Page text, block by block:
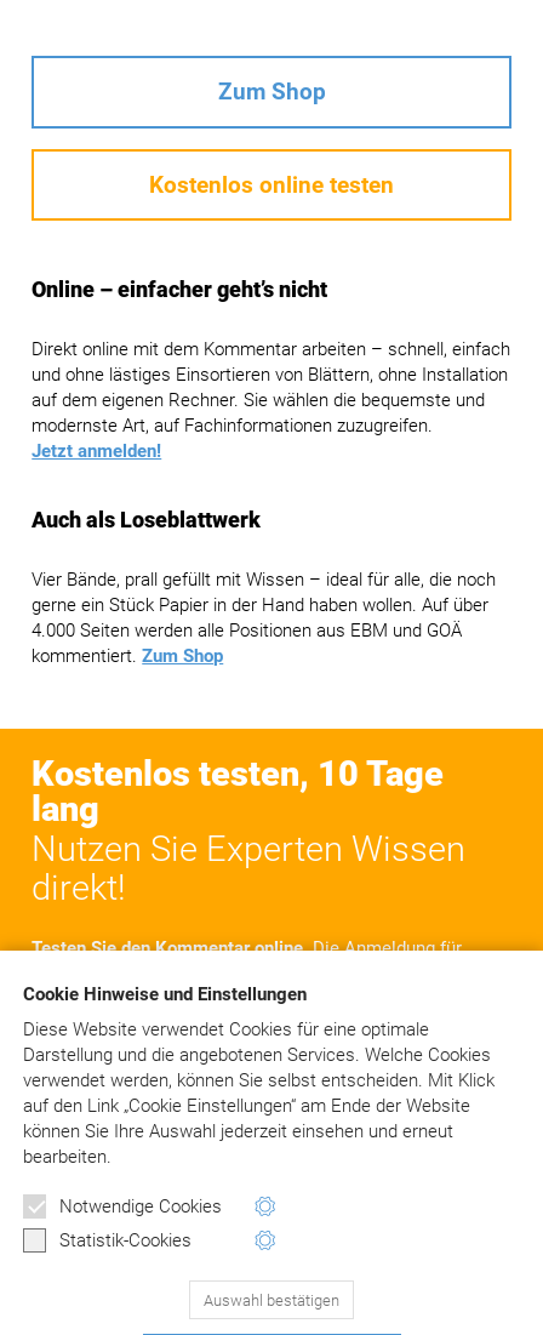
Cookie Hinweise und Einstellungen
Diese Website verwendet Cookies für eine optimale
Darstellung und die angebotenen Services. Welche Cookies
verwendet werden, können Sie selbst entscheiden. Mit Klick
aufden Link „Cookie Einstellungen“ am Ende der Website
können Sie Ihre Auswahl jederzeit einsehen und erneut
bearbeiten.
Notwendige Cookies
Statistik-Cookies
Auswahl bestätigen
Zum Shop
Kostenlos online testen
Online – einfacher geht’s nicht
Direkt online mit dem Kommentar arbeiten – schnell, einfach
und ohne lästiges Einsortieren von Blättern, ohne Installation
auf dem eigenen Rechner. Sie wählen die bequemste und
modernste Art, auf Fachinformationen zuzugreifen.
Jetzt anmelden!
Auch als Loseblattwerk
Vier Bände, prall gefüllt mit Wissen – ideal für alle, die noch
gerne ein Stück Papier in der Hand haben wollen. Auf über
4.000 Seiten werden alle Positionen aus EBM und GOÄ
kommentiert.Zum Shop
Kostenlos testen, 10 Tage
lang
Nutzen Sie Experten Wissen
direkt!
Testen Sie den Kommentar online.Die Anmeldung für
Minuten. Nach der Anmeldung steht Ihnen der
komplette Kommentar für10 Tageonline zur Verfügung.
Sie haben Zugriff auf alle Texte, Kommentare und
Rechtsquellen. Selbstverständlich kostenlos und
unverbindlich!